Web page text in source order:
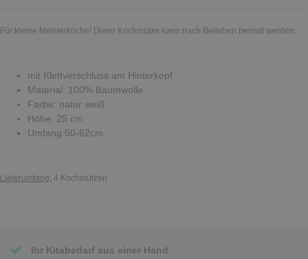
Für kleine Meisterköche! Diese Kochmütze kann nach Belieben bemalt werden.
mit Klettverschluss am Hinterkopf
Material: 100% Baumwolle
Farbe: natur weiß
Höhe: 25 cm
Umfang 50-62cm
Lieferumfang: 4 Kochmützen
Ihr Kitabedarf aus einer Hand